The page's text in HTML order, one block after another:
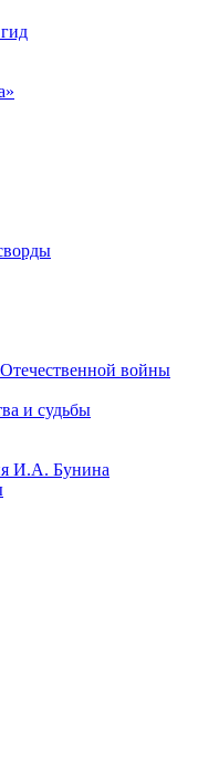
войны
и судьбы
И.А. Бунина